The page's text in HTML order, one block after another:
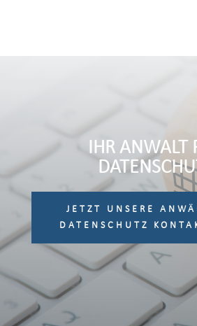
IHR ANWALT
JETZT UNSERE
DATENSCHUTZ